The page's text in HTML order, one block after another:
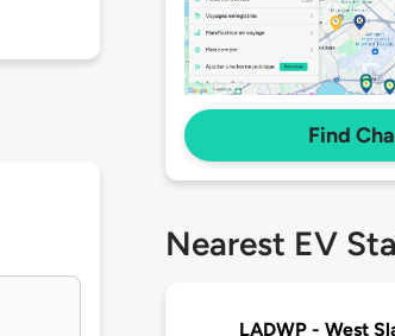
Find
Nearest EV
LADWP - West